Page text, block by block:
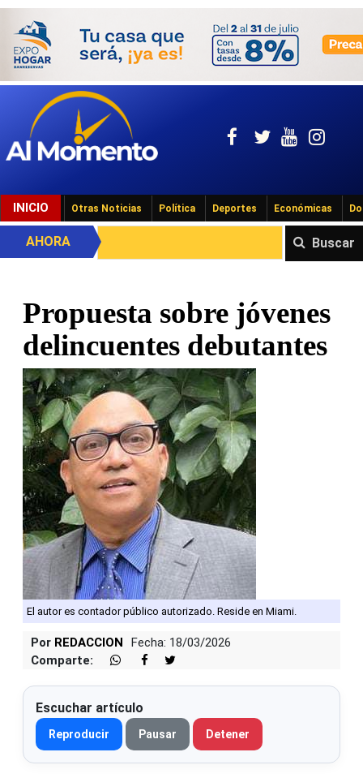
INICIO Otras Noticias Política Deportes Económicas
Buscar
AHORA
Propuesta sobre jóvenes
delincuentes debutantes
El autor es contador público autorizado. Reside en Miami.
Por REDACCION
Fecha: 18/03/2026
Comparte:
Escuchar artículo
Reproducir Pausar Detener